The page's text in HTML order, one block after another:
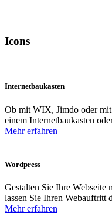
Icons
Internetbaukasten
Ob mit WIX, Jimdo oder
einem Internetbaukasten
Mehr erfahren
Wordpress
Gestalten Sie Ihre Webseite
lassen Sie Ihren Webauftritt
Mehr erfahren